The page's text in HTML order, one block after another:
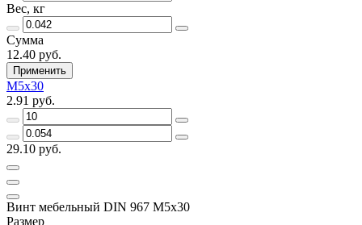
Вес, кг
Сумма
12.40 руб.
Применить
М5х30
2.91 руб.
29.10 руб.
Винт мебельный DIN 967 М5х30
Размер